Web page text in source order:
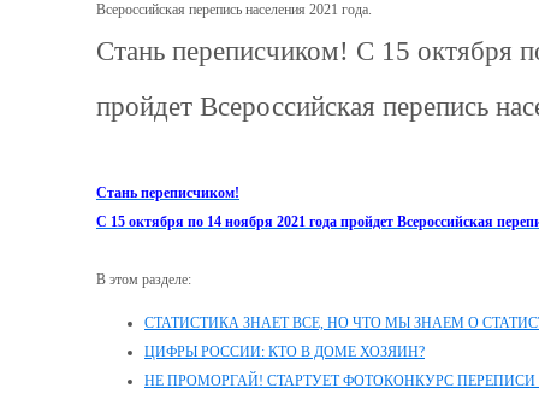
Всероссийская перепись населения 2021 года.
Стань переписчиком! С 15 октября
пройдет Всероссийская перепись
Стань переписчиком!
С 15 октября по 14 ноября 2021 года пройдет Всероссийская
В этом разделе:
СТАТИСТИКА ЗНАЕТ ВСЕ, НО ЧТО МЫ ЗНАЕМ О
ЦИФРЫ РОССИИ: КТО В ДОМЕ ХОЗЯИН?
НЕ ПРОМОРГАЙ! СТАРТУЕТ ФОТОКОНКУРС